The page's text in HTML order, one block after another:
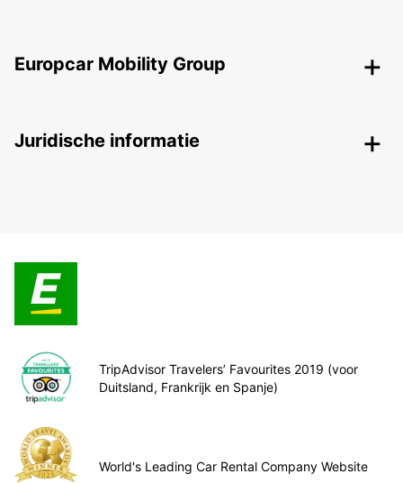
Europcar Mobility Group
Juridische informatie
TripAdvisor Travelers’ Favourites 2019 (voor
Duitsland, Frankrijk en Spanje)
World's Leading Car Rental Company Website